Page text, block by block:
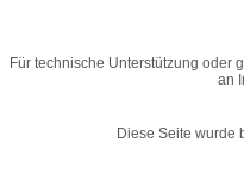
Für technische Unterstützung oder
an
Diese Seite wurde